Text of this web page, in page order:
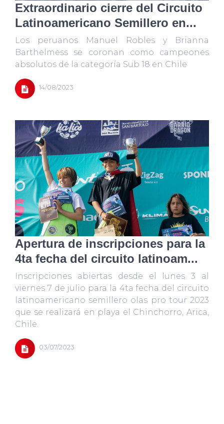
Extraordinario cierre del Circuito
Latinoamericano Semillero en...
Los peruanos Manuel Robles y Brianna
Barthelmess se coronan como campeones
absolutos de la categoría Sub 18 en Chile
14/08/2023
Apertura de inscripciones para la
4ta fecha del circuito latinoam...
Inscripciones abiertas desde el lunes 3 al
viernes 7 de julio para la 4ta fecha del circuito
latinoamericano semillero olas pro tour 2023
que se realizará en playa el Chinchorro, Arica,
Chile.
03/07/2023